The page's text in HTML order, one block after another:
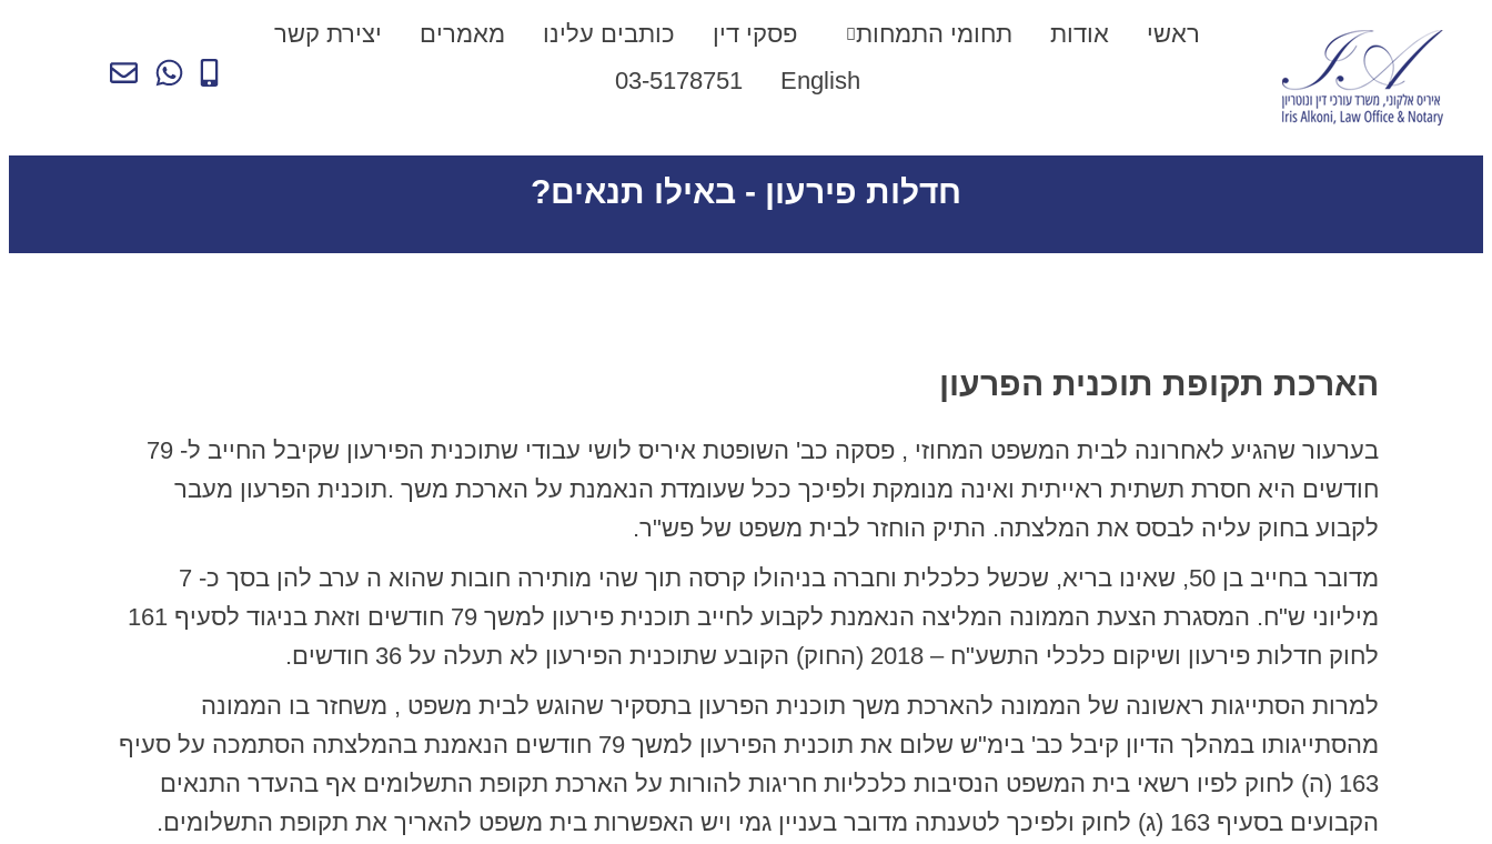
ראשי אודות תחומי התמחות פסקי דין כותבים עלינו מאמרים
יצירת קשר
English
03-5178751
חדלות פירעון - באילו תנאים?
הארכת תקופת תוכנית הפרעון
בערעור שהגיע לאחרונה לבית המשפט המחוזי , פסקה כב' השופטת איריס לושי עבודי שתוכנית הפירעון שקיבל החייב ל- 79
חודשים היא חסרת תשתית ראייתית ואינה מנומקת ולפיכך ככל שעומדת הנאמנת על הארכת משך .תוכנית הפרעון מעבר
לקבוע בחוק עליה לבסס את המלצתה. התיק הוחזר לבית משפט של פש"ר.
מדובר בחייב בן 50, שאינו בריא, שכשל כלכלית וחברה בניהולו קרסה תוך שהי מותירה חובות שהוא ה ערב להן בסך כ- 7
מיליוני ש"ח. המסגרת הצעת הממונה המליצה הנאמנת לקבוע לחייב תוכנית פירעון למשך 79 חודשים וזאת בניגוד לסעיף 161
לחוק חדלות פירעון ושיקום כלכלי התשע"ח – 2018 (החוק) הקובע שתוכנית הפירעון לא תעלה על 36 חודשים.
למרות הסתייגות ראשונה של הממונה להארכת משך תוכנית הפרעון בתסקיר שהוגש לבית משפט , משחזר בו הממונה
מהסתייגותו במהלך הדיון קיבל כב' בימ"ש שלום את תוכנית הפירעון למשך 79 חודשים הנאמנת בהמלצתה הסתמכה על סעיף
163 (ה) לחוק לפיו רשאי בית המשפט הנסיבות כלכליות חריגות להורות על הארכת תקופת התשלומים אף בהעדר התנאים
הקבועים בסעיף 163 (ג) לחוק ולפיכך לטענתה מדובר בעניין גמי ויש האפשרות בית משפט להאריך את תקופת התשלומים.